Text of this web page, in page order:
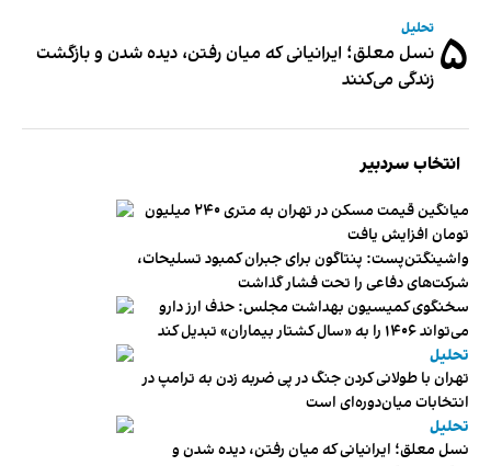
۵ تحلیل
نسل معلق؛ ایرانیانی که میان رفتن، دیده شدن و بازگشت
زندگی می‌کنند
انتخاب سردبیر
میانگین قیمت مسکن در تهران به متری ۲۴۰ میلیون
تومان افزایش یافت
واشینگتن‌پست: پنتاگون برای جبران کمبود تسلیحات،
شرکت‌های دفاعی را تحت فشار گذاشت
سخنگوی کمیسیون بهداشت مجلس: حذف ارز دارو
می‌تواند ۱۴۰۶ را به «سال کشتار بیماران» تبدیل کند
تحلیل
تهران با طولانی کردن جنگ در پی ضربه زدن به ترامپ در
انتخابات میان‌دوره‌ای است
تحلیل
نسل معلق؛ ایرانیانی که میان رفتن، دیده شدن و